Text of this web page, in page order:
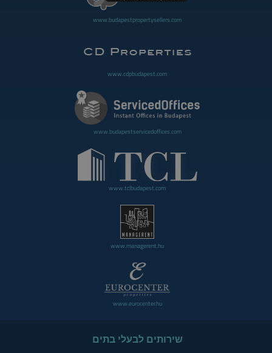
www.budapestpropertysellers.com
www.cdpbudapest.com
www.budapestservicedoffices.com
www.tclbudapest.com
www.managerent.hu
www.eurocenter.hu
שירותים לבעלי בתים